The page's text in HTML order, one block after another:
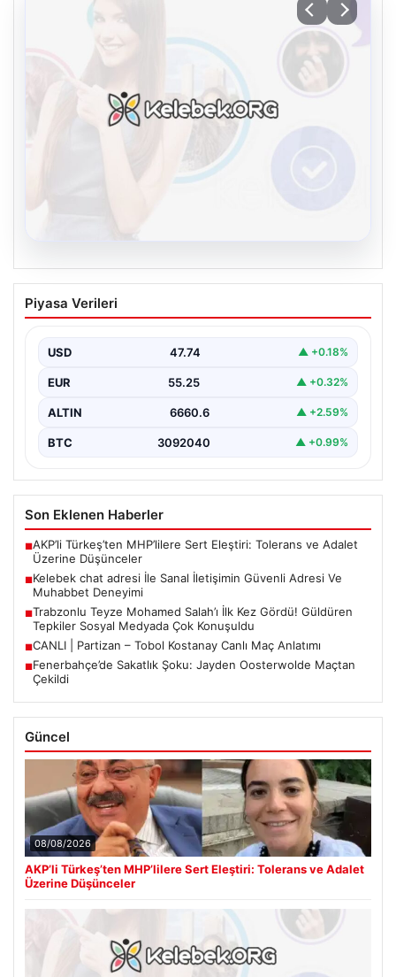
Kelebek chat adresi İle Sanal İletişimin
Güvenli Adresi Ve Muhabbet Deneyimi
sağlaması büyük bir hassasiyet taşımaktadır. Güncel
olarak…
Piyasa Verileri
USD 47.74 ▲ +0.18%
EUR 55.25 ▲ +0.32%
ALTIN 6660.6 ▲ +2.59%
BTC 3092040 ▲ +0.99%
Son Eklenen Haberler
■AKP’li Türkeş’ten MHP’lilere Sert Eleştiri: Tolerans ve Adalet
Üzerine Düşünceler
■Kelebek chat adresi İle Sanal İletişimin Güvenli Adresi Ve
Muhabbet Deneyimi
■Trabzonlu Teyze Mohamed Salah’ı İlk Kez Gördü! Güldüren
Tepkiler Sosyal Medyada Çok Konuşuldu
■CANLI | Partizan – Tobol Kostanay Canlı Maç Anlatımı
■Fenerbahçe’de Sakatlık Şoku: Jayden Oosterwolde Maçtan
Çekildi
Güncel
08/08/2026
AKP’li Türkeş’ten MHP’lilere Sert Eleştiri: Tolerans ve Adalet
Üzerine Düşünceler